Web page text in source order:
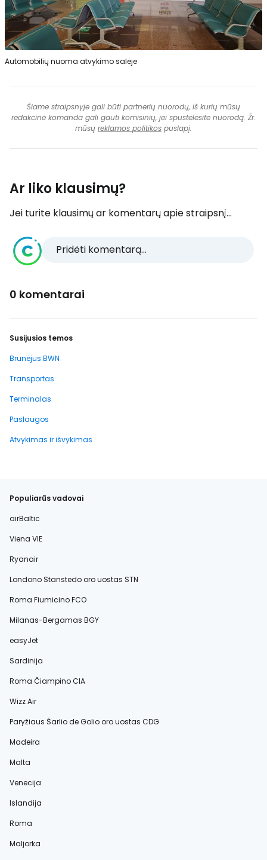
Automobilių nuoma atvykimo salėje
Šiame straipsnyje gali būti partnerių nuorodų, iš kurių mūsų
redakcinė komanda gali gauti komisinių, jei spustelėsite nuorodą. Žr.
mūsų reklamos politikos puslapį.
Ar liko klausimų?
Jei turite klausimų ar komentarų apie straipsnį...
Pridėti komentarą...
0 komentarai
Susijusios temos
Brunėjus BWN
Transportas
Terminalas
Paslaugos
Atvykimas ir išvykimas
Populiarūs vadovai
airBaltic
Viena VIE
Ryanair
Londono Stanstedo oro uostas STN
Roma Fiumicino FCO
Milanas-Bergamas BGY
easyJet
Sardinija
Roma Čiampino CIA
Wizz Air
Paryžiaus Šarlio de Golio oro uostas CDG
Madeira
Malta
Venecija
Islandija
Roma
Maljorka